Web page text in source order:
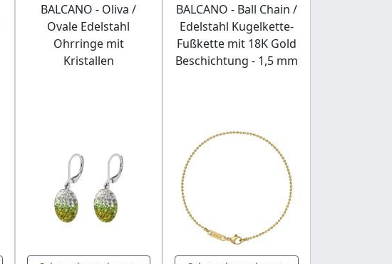
BALCANO - Oliva /
Ovale Edelstahl
Ohrringe mit
Kristallen
BALCANO - Ball Chain /
Edelstahl Kugelkette-
Fußkette mit 18K Gold
Beschichtung - 1,5 mm